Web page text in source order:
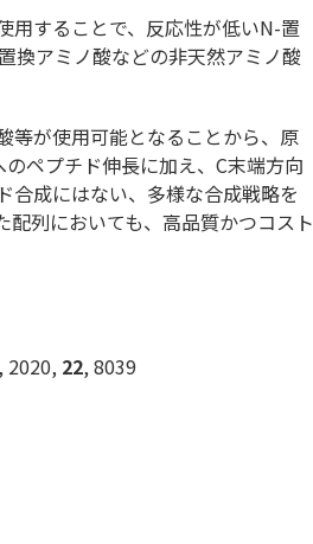
用することで、反応性が低いN-置
換アミノ酸などの非天然アミノ酸
等が使用可能となることから、原
ペプチド伸長に加え、C末端方向
合成にはない、多様な合成戦略を
配列においても、高品質かつコスト
, 2020, 22, 8039